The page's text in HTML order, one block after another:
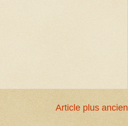
Article plus ancien